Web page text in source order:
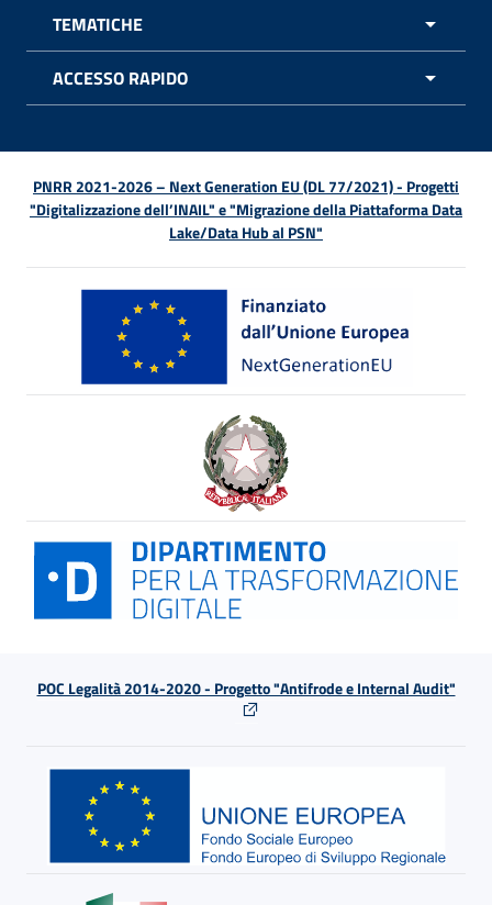
TEMATICHE
ACCESSO RAPIDO
PNRR 2021-2026 – Next Generation EU (DL 77/2021) - Progetti
"Digitalizzazione dell’INAIL" e "Migrazione della Piattaforma Data
Lake/Data Hub al PSN"
POC Legalità 2014-2020 - Progetto "Antifrode e Internal Audit"